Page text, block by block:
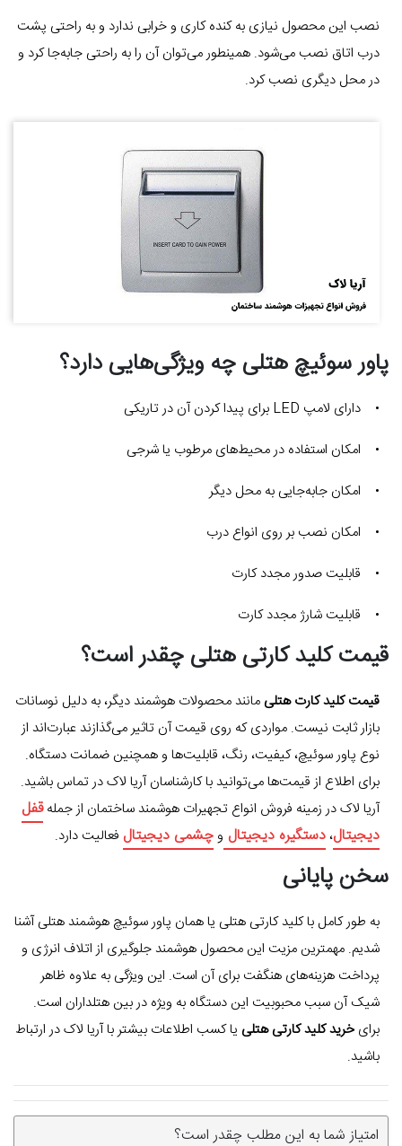
نصب این محصول نیازی به کنده کاری و خرابی ندارد و به راحتی پشت
درب‌ اتاق نصب می‌شود. همینطور می‌توان آن را به راحتی جابه‌جا کرد و
در محل دیگری نصب کرد.
پاور سوئیچ هتلی چه ویژگی‌هایی دارد؟
• دارای لامپ LED برای پیدا کردن آن در تاریکی
• امکان استفاده در محیط‌های مرطوب یا شرجی
• امکان جابه‌جایی به محل دیگر
• امکان نصب بر روی انواع درب
• قابلیت صدور مجدد کارت
• قابلیت شارژ مجدد کارت
قیمت کلید کارتی هتلی چقدر است؟
قیمت کلید کارت هتلی مانند محصولات هوشمند دیگر، به دلیل نوسانات
بازار ثابت نیست. مواردی که روی قیمت آن تاثیر می‌گذازند عبارت‌اند از
نوع پاور سوئیچ، کیفیت، رنگ، قابلیت‌ها و همچنین ضمانت دستگاه.
برای اطلاع از قیمت‌ها می‌توانید با کارشناسان آریا لاک در تماس باشید.
آریا لاک در زمینه فروش انواع تجهیرات هوشمند ساختمان از جملهقفل
دیجیتال، دستگیره دیجیتال وچشمی دیجیتال فعالیت دارد.
سخن پایانی
به طور کامل با کلید کارتی هتلی یا همان پاور سوئیچ هوشمند هتلی آشنا
شدیم. مهمترین مزیت این محصول هوشمند جلوگیری از اتلاف انرژی و
پرداخت هزینه‌های هنگفت برای آن است. این ویژگی به علاوه ظاهر
شیک آن سبب محبوبیت این دستگاه به ویژه در بین هتلداران است.
برایخرید کلید کارتی هتلی یا کسب اطلاعات بیشتر با آریا لاک در ارتباط
باشید.
امتیاز شما به این مطلب چقدر است؟